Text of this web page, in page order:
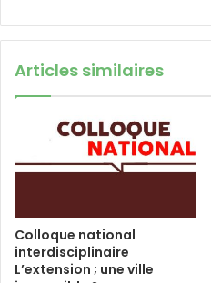
Articles similaires
Colloque national
interdisciplinaire
L’extension ; une ville